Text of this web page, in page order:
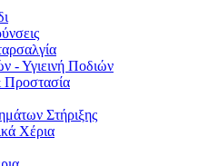
- Υγιεινή Ποδιών
Προστασία
Στήριξης
Χέρια